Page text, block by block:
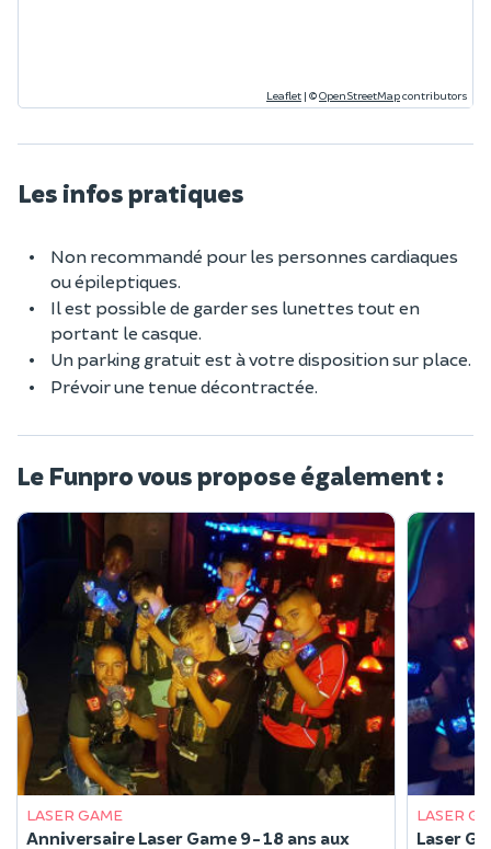
Leaflet | ©OpenStreetMapcontributors
Les infos pratiques
Non recommandé pour les personnes cardiaques
ou épileptiques.
Il est possible de garder ses lunettes tout en
portant le casque.
Un parking gratuit est à votre disposition sur place.
Prévoir une tenue décontractée.
Le Funpro vous propose également :
LASER GAME
Anniversaire Laser Game 9-18 ans aux
LASER
Laser